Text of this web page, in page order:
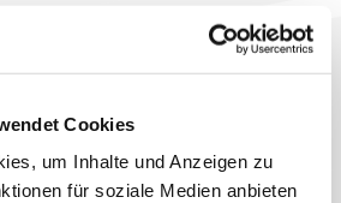
Cookies
um Inhalte und Anzeigen zu
für soziale Medien anbieten
Vorbaurollladen Alukon